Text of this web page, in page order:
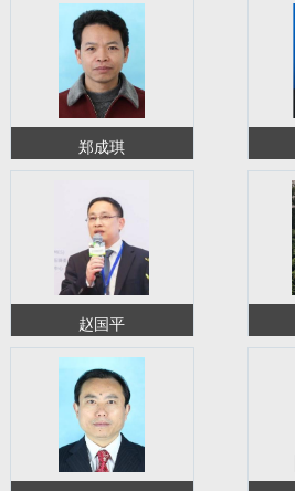
教师博客
郑成琪
赵国平